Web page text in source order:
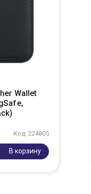
Wallet
Код: 224805
В корзину